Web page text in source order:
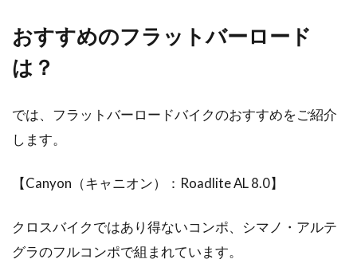
おすすめのフラットバーロード
は？
では、フラットバーロードバイクのおすすめをご紹介
します。
【Canyon（キャニオン）：Roadlite AL 8.0】
クロスバイクではあり得ないコンポ、シマノ・アルテ
グラのフルコンポで組まれています。